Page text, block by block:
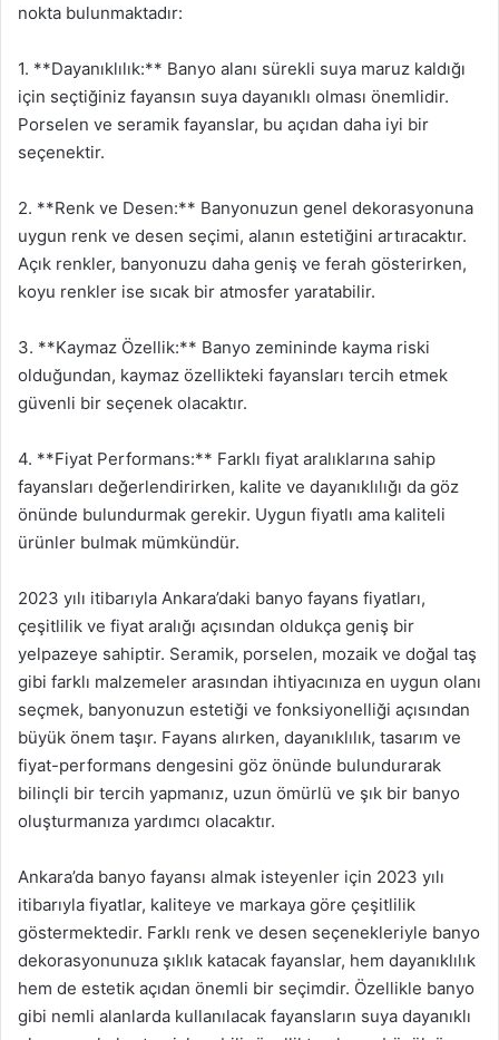
nokta bulunmaktadır:
1. **Dayanıklılık:** Banyo alanı sürekli suya maruz kaldığı
için seçtiğiniz fayansın suya dayanıklı olması önemlidir.
Porselen ve seramik fayanslar, bu açıdan daha iyi bir
seçenektir.
2. **Renk ve Desen:** Banyonuzun genel dekorasyonuna
uygun renk ve desen seçimi, alanın estetiğini artıracaktır.
Açık renkler, banyonuzu daha geniş ve ferah gösterirken,
koyu renkler ise sıcak bir atmosfer yaratabilir.
3. **Kaymaz Özellik:** Banyo zemininde kayma riski
olduğundan, kaymaz özellikteki fayansları tercih etmek
güvenli bir seçenek olacaktır.
4. **Fiyat Performans:** Farklı fiyat aralıklarına sahip
fayansları değerlendirirken, kalite ve dayanıklılığı da göz
önünde bulundurmak gerekir. Uygun fiyatlı ama kaliteli
ürünler bulmak mümkündür.
2023 yılı itibarıyla Ankara’daki banyo fayans fiyatları,
çeşitlilik ve fiyat aralığı açısından oldukça geniş bir
yelpazeye sahiptir. Seramik, porselen, mozaik ve doğal taş
gibi farklı malzemeler arasından ihtiyacınıza en uygun olanı
seçmek, banyonuzun estetiği ve fonksiyonelliği açısından
büyük önem taşır. Fayans alırken, dayanıklılık, tasarım ve
fiyat-performans dengesini göz önünde bulundurarak
bilinçli bir tercih yapmanız, uzun ömürlü ve şık bir banyo
oluşturmanıza yardımcı olacaktır.
Ankara’da banyo fayansı almak isteyenler için 2023 yılı
itibarıyla fiyatlar, kaliteye ve markaya göre çeşitlilik
göstermektedir. Farklı renk ve desen seçenekleriyle banyo
dekorasyonunuza şıklık katacak fayanslar, hem dayanıklılık
hem de estetik açıdan önemli bir seçimdir. Özellikle banyo
gibi nemli alanlarda kullanılacak fayansların suya dayanıklı